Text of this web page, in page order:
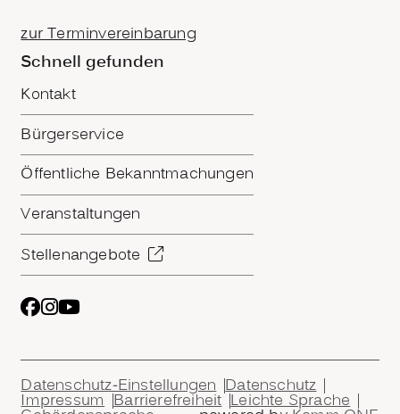
zur Terminvereinbarung
Schnell gefunden
Kontakt
Bürgerservice
Öffentliche Bekanntmachungen
Veranstaltungen
Stellenangebote
Datenschutz-Einstellungen Datenschutz
Impressum Barrierefreiheit Leichte Sprache